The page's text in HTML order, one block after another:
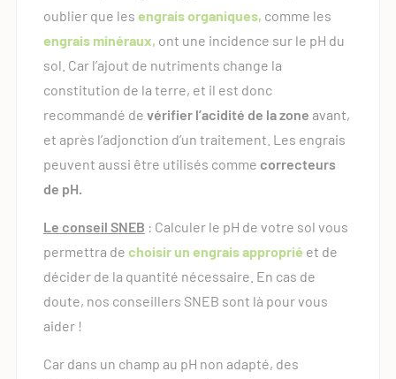
oublier que les engrais organiques, comme les
engrais minéraux, ont une incidence sur le pH du
sol. Car l’ajout de nutriments change la
constitution de la terre, et il est donc
recommandé de vérifier l’acidité de la zone avant,
et après l’adjonction d’un traitement. Les engrais
peuvent aussi être utilisés comme correcteurs
de pH.
Le conseil SNEB : Calculer le pH de votre sol vous
permettra de choisir un engrais approprié et de
décider de la quantité nécessaire. En cas de
doute, nos conseillers SNEB sont là pour vous
aider !
Car dans un champ au pH non adapté, des